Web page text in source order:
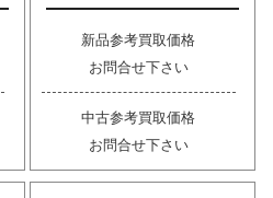
新品参考買取価格
お問合せ下さい
中古参考買取価格
お問合せ下さい